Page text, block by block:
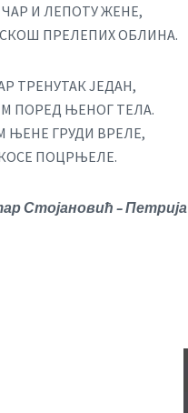
И ЛЕПОТУ ЖЕНЕ,
ПРЕЛЕПИХ ОБЛИНА.
ТРЕНУТАК ЈЕДАН,
ПОРЕД ЊЕНОГ ТЕЛА.
ЊЕНЕ ГРУДИ ВРЕЛЕ,
ПОЦРЊЕЛЕ.
Стојановић – Петрија